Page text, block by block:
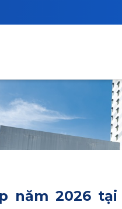
năm 2026